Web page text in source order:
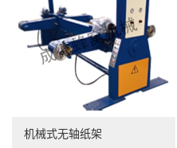
机械式无轴纸架